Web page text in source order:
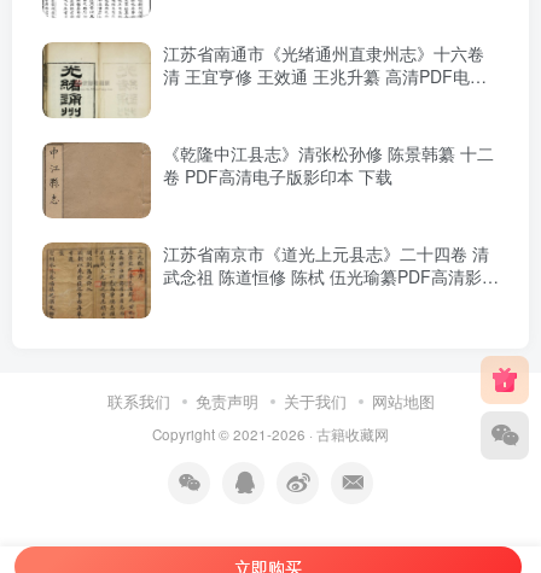
江苏省南通市《光绪通州直隶州志》十六卷
清 王宜亨修 王效通 王兆升纂 高清PDF电子
《乾隆中江县志》清张松孙修 陈景韩纂 十二
卷 PDF高清电子版影印本 下载
江苏省南京市《道光上元县志》二十四卷 清
武念祖 陈道恒修 陈栻 伍光瑜纂PDF高清影印
联系我们 免责声明 关于我们 网站地图
Copyright © 2021-2026 · 古籍收藏网
立即购买